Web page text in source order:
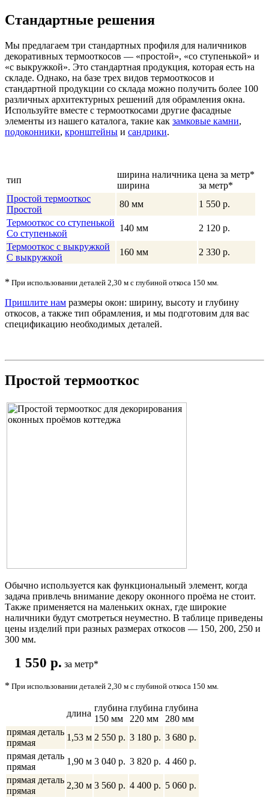
Стандартные решения
Мы предлагаем три стандартных профиля для наличников
декоративных термооткосов — «простой», «со ступенькой» и
«с выкружкой». Это стандартная продукция, которая есть на
складе. Однако, на базе трех видов термооткосов и
стандартной продукции со склада можно получить более 100
различных архитектурных решений для обрамления окна.
Используйте вместе с термооткосами другие фасадные
элементы из нашего каталога, такие как замковые камни,
подоконники, кронштейны и сандрики.
тип
ширина наличника
ширина
цена за метр*
за метр*
Простой термооткос
Простой
80 мм
1 550 р.
Термооткос со ступенькой
Со ступенькой
140 мм
2 120 р.
Термооткос с выкружкой
С выкружкой
160 мм 2 330 р.
* При использовании деталей 2,30 м с глубиной откоса 150 мм.
Пришлите нам размеры окон: ширину, высоту и глубину
откосов, а также тип обрамления, и мы подготовим для вас
спецификацию необходимых деталей.
Простой термооткос
Обычно используется как функциональный элемент, когда
задача привлечь внимание декору оконного проёма не стоит.
Также применяется на маленьких окнах, где широкие
наличники будут смотреться неуместно. В таблице приведены
цены изделий при разных размерах откосов — 150, 200, 250 и
300 мм.
1 550 p. за метр*
* При использовании деталей 2,30 м с глубиной откоса 150 мм.
длина
глубина
150 мм
глубина
220 мм
глубина
280 мм
прямая деталь
прямая
1,53 м 2 550 р. 3 180 p. 3 680 p.
прямая деталь
прямая
1,90 м 3 040 p. 3 820 p. 4 460 p.
прямая деталь
прямая
2,30 м 3 560 p. 4 400 p. 5 060 p.